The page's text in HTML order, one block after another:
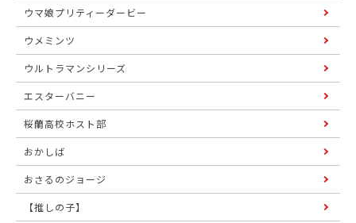
ウマ娘プリティーダービー
ウメミンツ
ウルトラマンシリーズ
エスターバニー
桜蘭高校ホスト部
おかしば
おさるのジョージ
【推しの子】